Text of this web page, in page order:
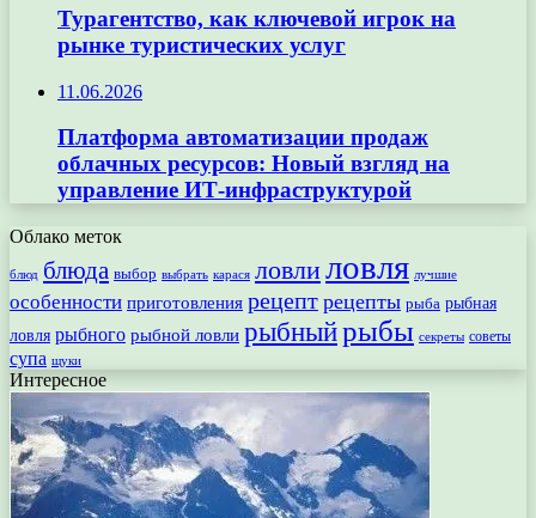
Турагентство, как ключевой игрок на
рынке туристических услуг
11.06.2026
Платформа автоматизации продаж
облачных ресурсов: Новый взгляд на
управление ИТ-инфраструктурой
Облако меток
блюд блюда выбор выбрать карася ловлиловля лучшие
особенности приготовления рецепт рецепты рыба рыбная
ловля рыбного рыбной ловли рыбныйрыбы секреты советы
супа щуки
Интересное